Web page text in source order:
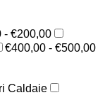
- €200,00
€400,00 - €500,00
Caldaie